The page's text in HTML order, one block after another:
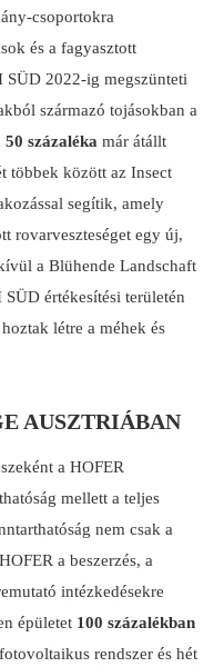
csoportokra
és a fagyasztott
2022-ig megszünteti
származó tojásokban a
50 százaléka már átállt
többek között az Insect
segítik, amely
rovarveszteséget egy új,
a Blühende Landschaft
értékesítési területén
hoztak létre a méhek és
AUSZTRIÁBAN
a HOFER
mellett a teljes
nem csak a
a beszerzés, a
intézkedésekre
épületet 100 százalékban
rendszer és hét